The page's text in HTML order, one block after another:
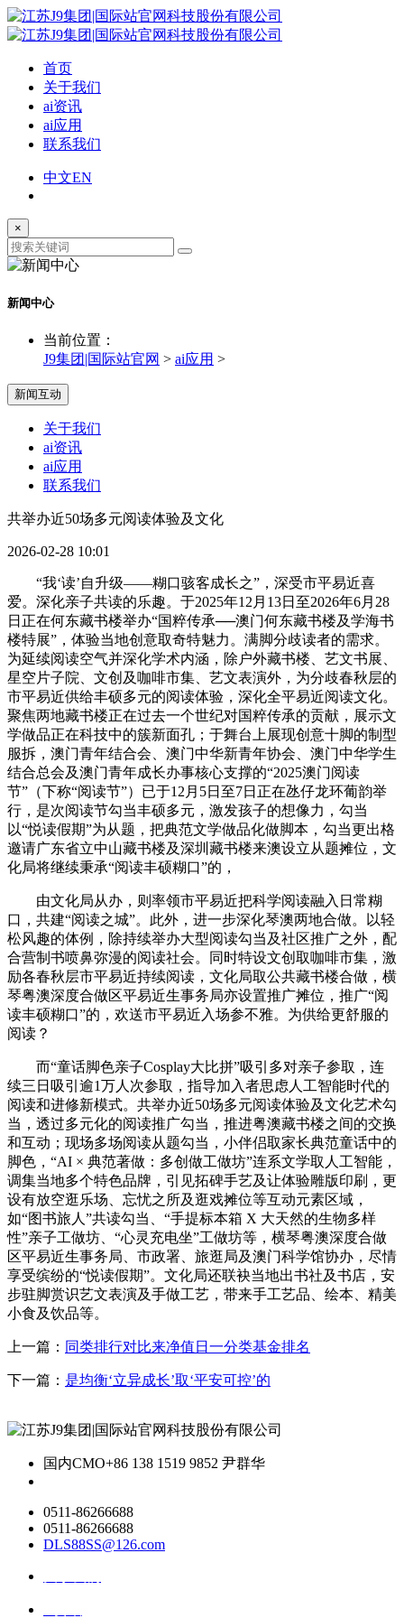
首页
关于我们
ai资讯
ai应用
联系我们
中文EN
×
新闻中心
当前位置：
J9集团|国际站官网 > ai应用 >
新闻互动
关于我们
ai资讯
ai应用
联系我们
共举办近50场多元阅读体验及文化
2026-02-28 10:01
“我‘读’自升级——糊口骇客成长之”，深受市平易近喜
爱。深化亲子共读的乐趣。于2025年12月13日至2026年6月28
日正在何东藏书楼举办“国粹传承──澳门何东藏书楼及学海书
楼特展”，体验当地创意取奇特魅力。满脚分歧读者的需求。
为延续阅读空气并深化学术内涵，除户外藏书楼、艺文书展、
星空片子院、文创及咖啡市集、艺文表演外，为分歧春秋层的
市平易近供给丰硕多元的阅读体验，深化全平易近阅读文化。
聚焦两地藏书楼正在过去一个世纪对国粹传承的贡献，展示文
学做品正在科技中的簇新面孔；于舞台上展现创意十脚的制型
服拆，澳门青年结合会、澳门中华新青年协会、澳门中华学生
结合总会及澳门青年成长办事核心支撑的“2025澳门阅读
节”（下称“阅读节”）已于12月5日至7日正在氹仔龙环葡韵举
行，是次阅读节勾当丰硕多元，激发孩子的想像力，勾当
以“悦读假期”为从题，把典范文学做品化做脚本，勾当更出格
邀请广东省立中山藏书楼及深圳藏书楼来澳设立从题摊位，文
化局将继续秉承“阅读丰硕糊口”的，
由文化局从办，则率领市平易近把科学阅读融入日常糊
口，共建“阅读之城”。此外，进一步深化琴澳两地合做。以轻
松风趣的体例，除持续举办大型阅读勾当及社区推广之外，配
合营制书喷鼻弥漫的阅读社会。同时特设文创取咖啡市集，激
励各春秋层市平易近持续阅读，文化局取公共藏书楼合做，横
琴粤澳深度合做区平易近生事务局亦设置推广摊位，推广“阅
读丰硕糊口”的，欢送市平易近入场参不雅。为供给更舒服的
阅读？
而“童话脚色亲子Cosplay大比拼”吸引多对亲子参取，连
续三日吸引逾1万人次参取，指导加入者思虑人工智能时代的
阅读和进修新模式。共举办近50场多元阅读体验及文化艺术勾
当，透过多元化的阅读推广勾当，推进粤澳藏书楼之间的交换
和互动；现场多场阅读从题勾当，小伴侣取家长典范童话中的
脚色，“AI × 典范著做：多创做工做坊”连系文学取人工智能，
调集当地多个特色品牌，引见拓碑手艺及让体验雕版印刷，更
设有放空逛乐场、忘忧之所及逛戏摊位等互动元素区域，
如“图书旅人”共读勾当、“手提标本箱 X 大天然的生物多样
性”亲子工做坊、“心灵充电坐”工做坊等，横琴粤澳深度合做
区平易近生事务局、市政署、旅逛局及澳门科学馆协办，尽情
享受缤纷的“悦读假期”。文化局还联袂当地出书社及书店，安
步驻脚赏识艺文表演及手做工艺，带来手工艺品、绘本、精美
小食及饮品等。
上一篇： 同类排行对比来净值日一分类基金排名
下一篇： 是均衡‘立异成长’取‘平安可控’的
国内CMO+86 138 1519 9852 尹群华
0511-86266688
0511-86266688
DLS88SS@126.com